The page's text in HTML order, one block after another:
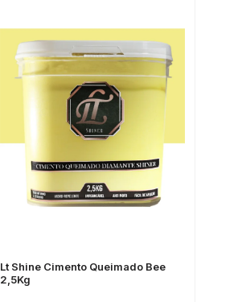
Lt Shine Cimento Queimado Bee
2,5Kg